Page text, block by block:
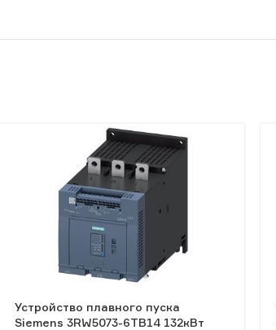
Устройство плавного пуска
Siemens 3RW5073-6TB14 132кВт